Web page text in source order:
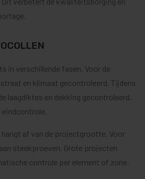
in verschillende fasen. Voor de
en klimaat gecontroleerd. Tijdens
laagdiktes en dekking gecontroleerd.
af van de projectgrootte. Voor
steekproeven. Grote projecten
controle per element of zone.